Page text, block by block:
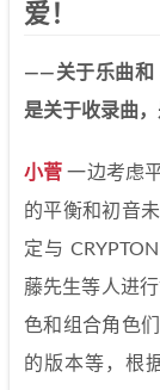
爱！
——关于乐曲和
是关于收录曲
小菅 一边考虑
的平衡和初音
定与
藤先生等人进
色和组合角色
的版本等，根